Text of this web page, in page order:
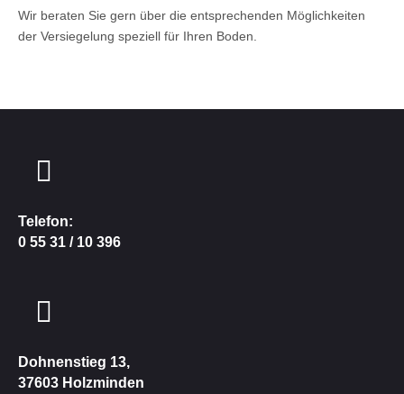
Wir beraten Sie gern über die entsprechenden Möglichkeiten
der Versiegelung speziell für Ihren Boden.
Telefon:
0 55 31 / 10 396
Dohnenstieg 13,
37603 Holzminden